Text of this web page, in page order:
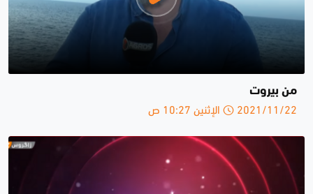
من بيروت
2021/11/22 الإثنين 10:27 ص